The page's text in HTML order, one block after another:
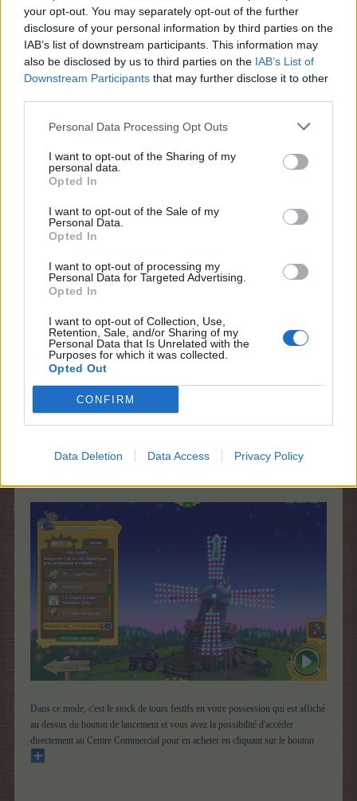
your opt-out. You may separately opt-out of the further
disclosure of your personal information by third parties on the
IAB’s list of downstream participants. This information may
also be disclosed by us to third parties on the IAB’s List of
Downstream Participants that may further disclose it to other
Personal Data Processing Opt Outs
I want to opt-out of the Sharing of my
personal data.
Opted In
I want to opt-out of the Sale of my
Personal Data.
Opted In
I want to opt-out of processing my
Personal Data for Targeted Advertising.
Opted In
I want to opt-out of Collection, Use,
Retention, Sale, and/or Sharing of my
Personal Data that Is Unrelated with the
Purposes for which it was collected.
Opted Out
CONFIRM
Data Deletion Data Access Privacy Policy
Choix du type de prix : festif ou normal.
Liste des gains possibles.
normal et 4 Fleurains en mode festif (la liste change automatiquement au
Visualiser la liste des gains que vous avez obtenus.
Votre stock de tours normaux (maximum 99).
Votre stock de tours en or (comme il n'est plus possible d'obtenir ce
consommés).
Lancer la roue.
Retour à la carte ou en ville suivant par quel moyen vous avez
Les tours normaux (et les tours en or s'il vous en reste) sont gratuits alors que
les tours festifs doivent être achetés en Fleurains au Centre Commercial (ils
s'obtiennent également régulièrement en gains de quête). Vous obtenez les
tours normaux grâce àSir Deschamps.
Les tours de roue festifs sont payants car les lots qu'ils peuvent rapportés sont
Dans ce mode, c'est le stock de tours festifs en votre possession qui est affiché
au dessus du bouton de lancement et vous avez la possibilité d'accéder
directement au Centre Commercial pour en acheter en cliquant sur le bouton